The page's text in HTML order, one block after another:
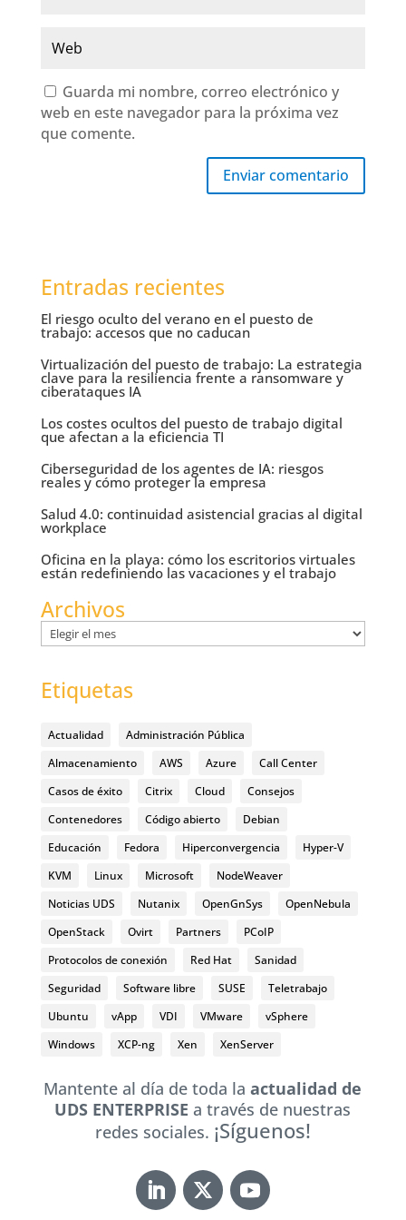
Guarda mi nombre, correo electrónico y
web en este navegador para la próxima vez
que comente.
Enviar comentario
Entradas recientes
El riesgo oculto del verano en el puesto de
trabajo: accesos que no caducan
Virtualización del puesto de trabajo: La estrategia
clave para la resiliencia frente a ransomware y
ciberataques IA
Los costes ocultos del puesto de trabajo digital
que afectan a la eficiencia TI
Ciberseguridad de los agentes de IA: riesgos
reales y cómo proteger la empresa
Salud 4.0: continuidad asistencial gracias al digital
workplace
Oficina en la playa: cómo los escritorios virtuales
están redefiniendo las vacaciones y el trabajo
Archivos
Archivos
Etiquetas
Actualidad
Administración Pública
Almacenamiento
AWS Azure
Call Center
Casos de éxito
Citrix Cloud
Consejos
Contenedores
Código abierto
Debian
Educación
Fedora Hiperconvergencia
Hyper-V
KVM
Linux Microsoft
NodeWeaver
Noticias UDS
Nutanix OpenGnSys
OpenNebula
OpenStack
Ovirt Partners
PCoIP
Protocolos de conexión
Red Hat
Sanidad
Seguridad
Software libre SUSE
Teletrabajo
Ubuntu
vApp VDI VMware
vSphere
Windows
XCP-ng Xen XenServer
Mantente al día de toda laactualidad de
UDS ENTERPRISEa través de nuestras
redes sociales. ¡Síguenos!